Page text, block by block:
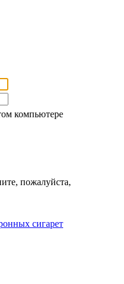
компьютере
пожалуйста,
сигарет